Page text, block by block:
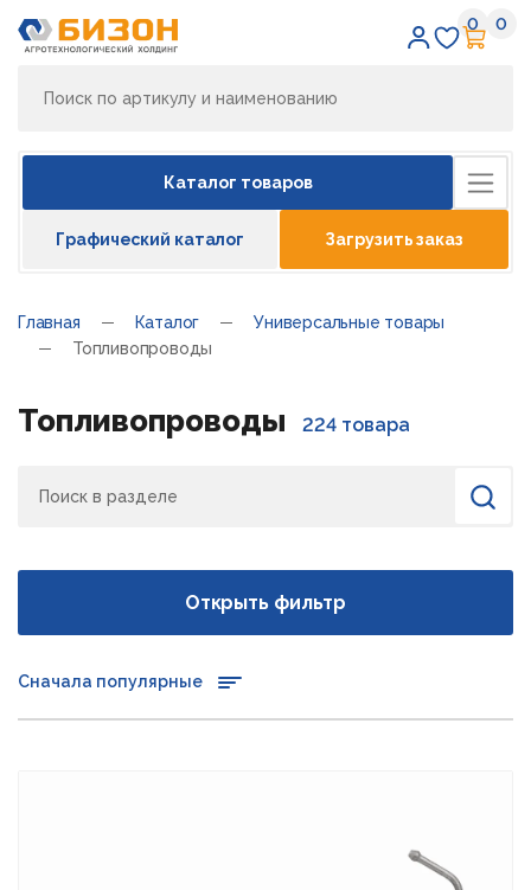
0 0
Каталог товаров
Графический каталог Загрузить заказ
Главная Каталог
Универсальные товары
Топливопроводы
Топливопроводы 224 товара
Найти
Открыть фильтр
Сначала популярные